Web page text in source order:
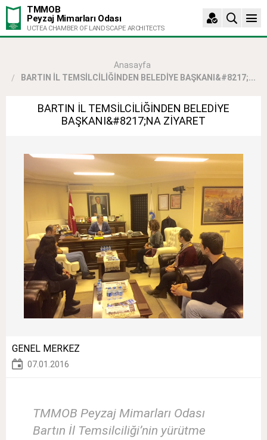
TMMOB
Peyzaj Mimarları Odası
UCTEA CHAMBER OF LANDSCAPE ARCHITECTS
Anasayfa
BARTIN İL TEMSİLCİLİĞİNDEN BELEDİYE BAŞKANI&#8217;...
BARTIN İL TEMSİLCİLİĞİNDEN BELEDİYE
BAŞKANI&#8217;NA ZİYARET
GENEL MERKEZ
07.01.2016
TMMOB Peyzaj Mimarları Odası
Bartın İl Temsilciliği’nin yürütme